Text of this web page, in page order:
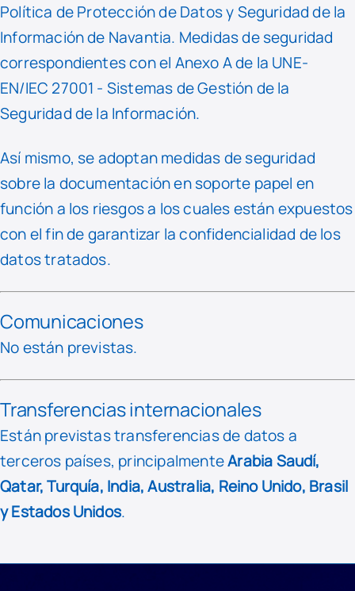
Política de Protección de Datos y Seguridad de la
Información de Navantia. Medidas de seguridad
correspondientes con el Anexo A de la UNE-
EN/IEC 27001 - Sistemas de Gestión de la
Seguridad de la Información.
Así mismo, se adoptan medidas de seguridad
sobre la documentación en soporte papel en
función a los riesgos a los cuales están expuestos
con el fin de garantizar la confidencialidad de los
datos tratados.
Comunicaciones
No están previstas.
Transferencias internacionales
Están previstas transferencias de datos a
terceros países, principalmenteArabia Saudí,
Qatar, Turquía, India, Australia, Reino Unido, Brasil
y Estados Unidos.